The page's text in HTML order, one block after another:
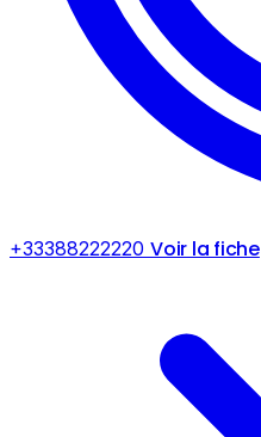
+33388222220 Voir la fiche